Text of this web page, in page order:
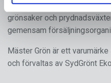
tillbaka till 1950-talet, då ett
grönsaker och
gemensam
Mäster Grön är ett
och förvaltas av SydGrönt